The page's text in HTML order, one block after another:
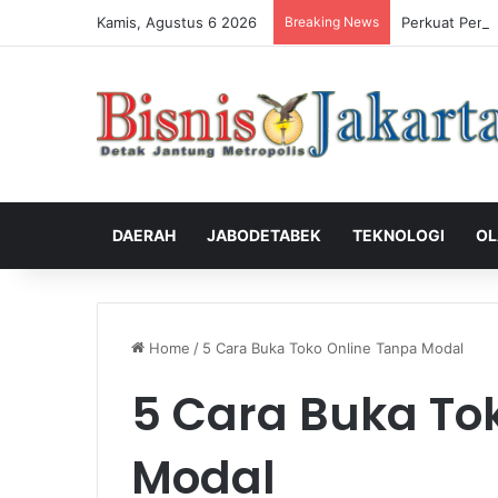
Kamis, Agustus 6 2026 Breaking News Perkuat
DAERAH JABODETABEK TEKNOLOGI
Home / 5 Cara Buka Toko Online Tanpa Modal
5 Cara Buka
Modal